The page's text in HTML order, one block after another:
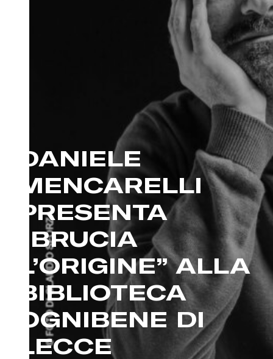
DANIELE
MENCARELLI
PRESENTA
“BRUCIA
L’ORIGINE” ALLA
BIBLIOTECA
OGNIBENE DI
LECCE